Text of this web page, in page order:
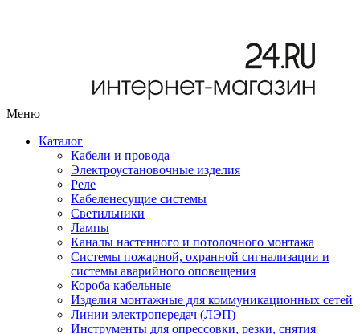
Меню
Каталог
Кабели и провода
Электроустановочные изделия
Реле
Кабеленесущие системы
Светильники
Лампы
Каналы настенного и потолочного монтажа
Системы пожарной, охранной сигнализации и
системы аварийного оповещения
Короба кабельные
Изделия монтажные для коммуникационных сетей
Линии электропередач (ЛЭП)
Инструменты для опрессовки, резки, снятия